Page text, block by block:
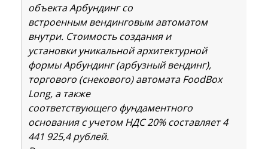
объекта Арбундинг со
встроенным вендинговым автоматом
внутри. Стоимость создания и
установки уникальной архитектурной
формы Арбундинг (арбузный вендинг),
торгового (снекового) автомата FoodBox
Long, а также
соответствующего фундаментного
основания с учетом НДС 20% составляет 4
441 925,4 рублей.